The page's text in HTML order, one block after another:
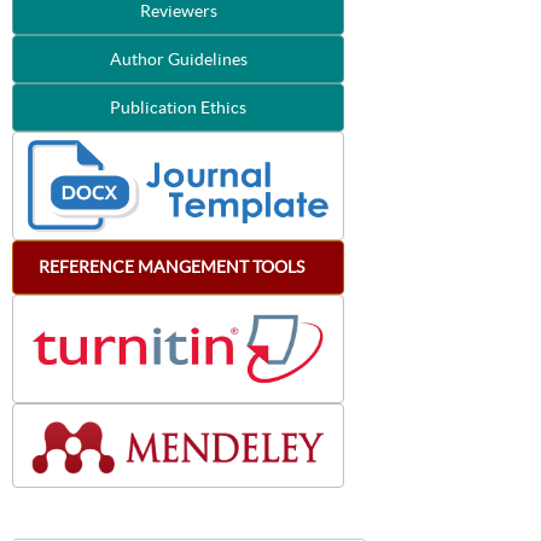
Reviewers
Author Guidelines
Publication Ethics
REFERENCE MANGEMENT TOOLS